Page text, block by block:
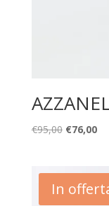
€95,00 Il
era:
€95,00.
€76,00Il
è:
In